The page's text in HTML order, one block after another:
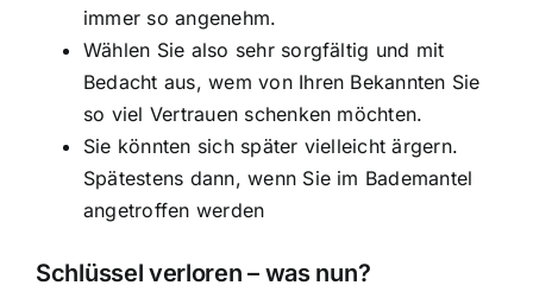
immer so angenehm.
Wählen Sie also sehr sorgfältig und mit
Bedacht aus, wem von Ihren Bekannten Sie
so viel Vertrauen schenken möchten.
Sie könnten sich später vielleicht ärgern.
Spätestens dann, wenn Sie im Bademantel
angetroffen werden
Schlüssel verloren – was nun?